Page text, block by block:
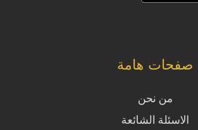
صفحات هامة
من نحن
الاسئلة الشائعة